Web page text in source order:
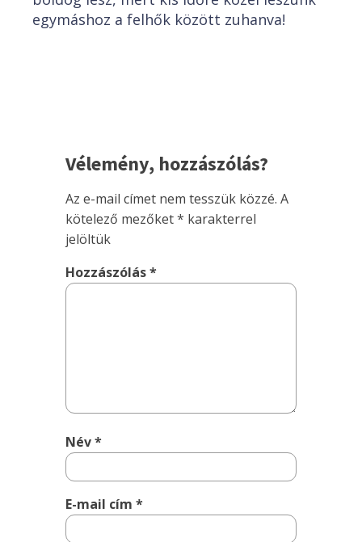
egymáshoz a felhők között zuhanva!
Vélemény, hozzászólás?
Az e-mail címet nem tesszük közzé. A
kötelező mezőket* karakterrel
jelöltük
Hozzászólás*
Név*
E-mail cím*